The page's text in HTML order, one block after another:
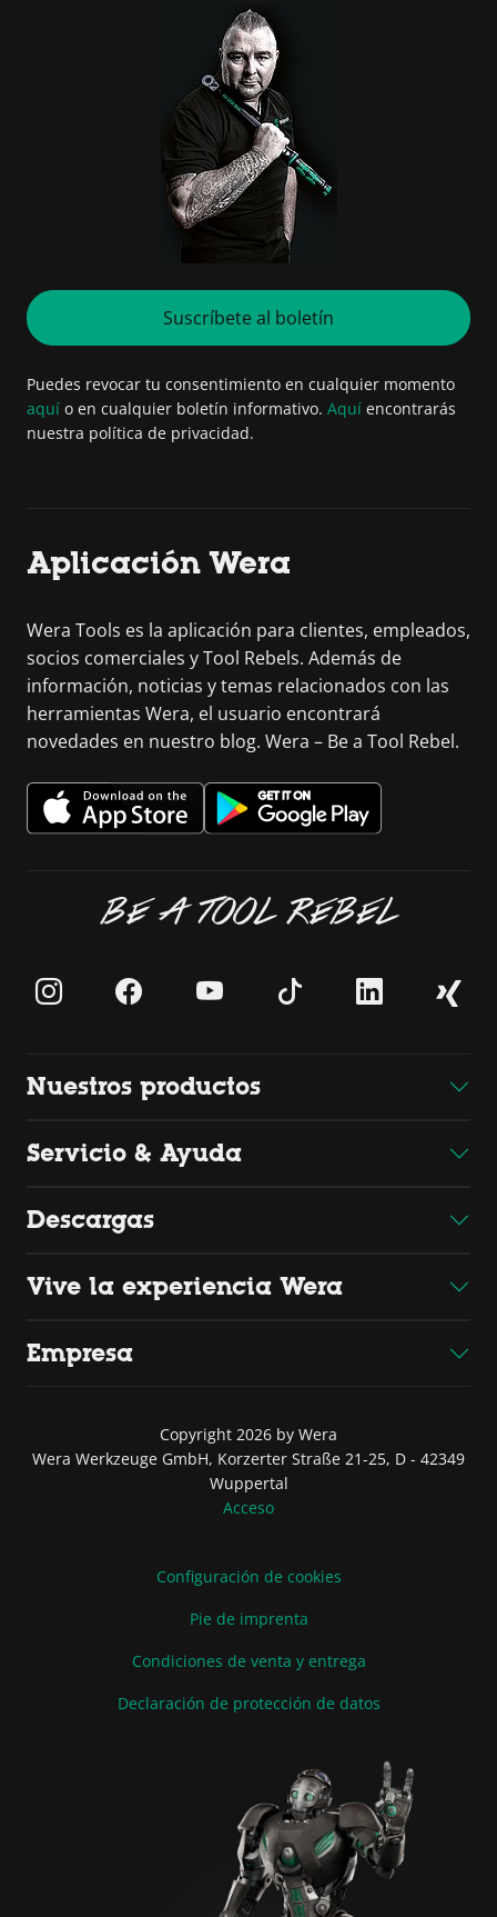
Suscríbete al boletín
Puedes revocar tu consentimiento en cualquier momento
aquí o en cualquier boletín informativo. Aquí encontrarás
nuestra política de privacidad.
Aplicación Wera
Wera Tools es la aplicación para clientes, empleados,
socios comerciales y Tool Rebels. Además de
información, noticias y temas relacionados con las
herramientas Wera, el usuario encontrará
novedades en nuestro blog. Wera – Be a Tool Rebel.
BE A TOOL REBEL
Nuestros productos
Servicio & Ayuda
Descargas
Vive la experiencia Wera
Empresa
Copyright 2026 by Wera
Wera Werkzeuge GmbH, Korzerter Straße 21-25, D - 42349
Wuppertal
Acceso
Configuración de cookies
Pie de imprenta
Condiciones de venta y entrega
Declaración de protección de datos